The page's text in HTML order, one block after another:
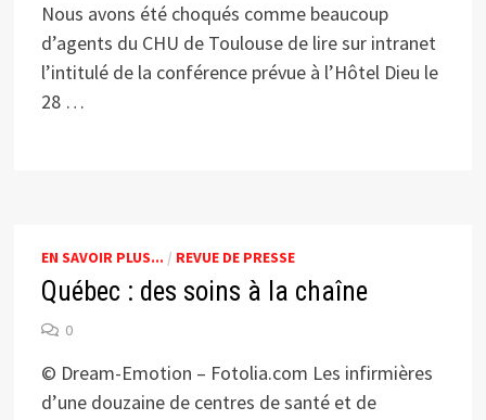
Nous avons été choqués comme beaucoup
d’agents du CHU de Toulouse de lire sur intranet
l’intitulé de la conférence prévue à l’Hôtel Dieu le
28 …
EN SAVOIR PLUS... / REVUE DE PRESSE
Québec : des soins à la chaîne
0
© Dream-Emotion – Fotolia.com Les infirmières
d’une douzaine de centres de santé et de